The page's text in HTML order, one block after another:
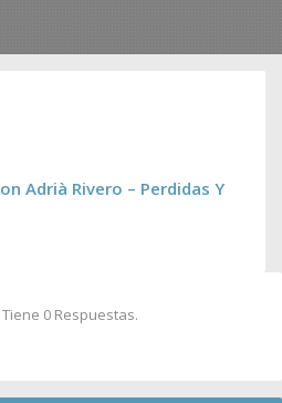
Adrià Rivero – Perdidas Y
0 Respuestas.